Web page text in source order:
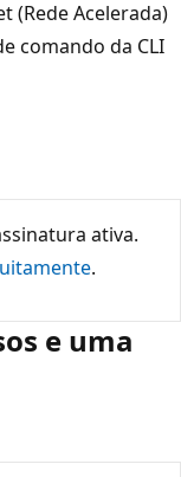
(Rede Acelerada)
comando da CLI
ativa.
.
e uma